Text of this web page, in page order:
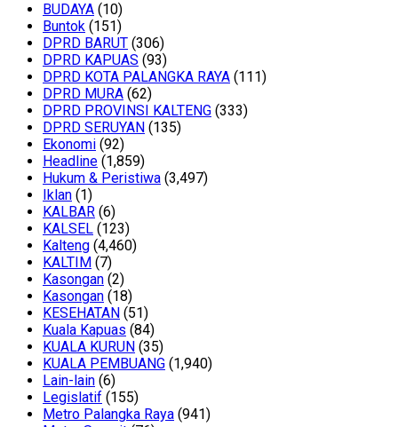
BUDAYA (10)
Buntok (151)
DPRD BARUT (306)
DPRD KAPUAS (93)
DPRD KOTA PALANGKA RAYA (111)
DPRD MURA (62)
DPRD PROVINSI KALTENG (333)
DPRD SERUYAN (135)
Ekonomi (92)
Headline (1,859)
Hukum & Peristiwa (3,497)
Iklan (1)
KALBAR (6)
KALSEL (123)
Kalteng (4,460)
KALTIM (7)
Kasongan (2)
Kasongan (18)
KESEHATAN (51)
Kuala Kapuas (84)
KUALA KURUN (35)
KUALA PEMBUANG (1,940)
Lain-lain (6)
Legislatif (155)
Metro Palangka Raya (941)